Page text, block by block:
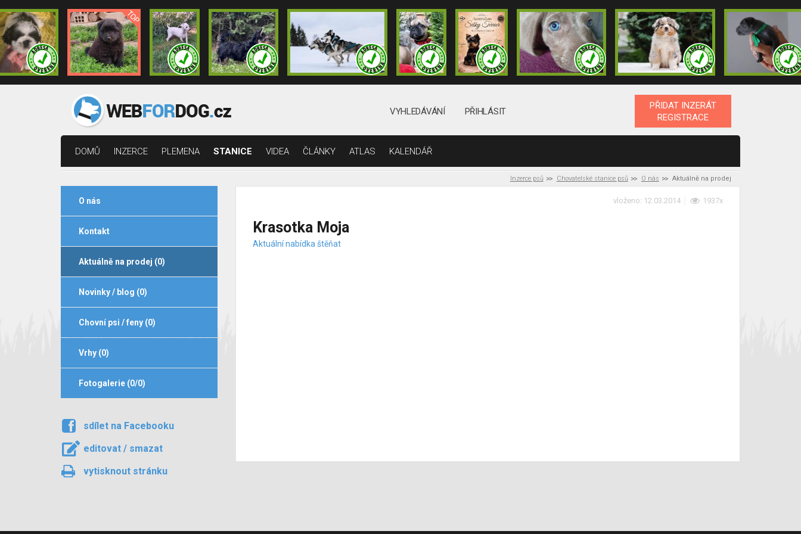
VYHLEDÁVÁNÍ PŘIHLÁSIT
PŘIDAT INZERÁT
REGISTRACE
DOMŮ INZERCE PLEMENA STANICE VIDEA ČLÁNKY ATLAS KALENDÁŘ
Inzerce psů Chovatelské stanice psů O nás Aktuálně na prodej
O nás
Kontakt
Aktuálně na prodej (0)
Novinky / blog (0)
Chovní psi / feny (0)
Vrhy (0)
Fotogalerie (0/0)
sdílet na Facebooku
editovat / smazat
vytisknout stránku
vloženo: 12.03.2014 1937x
Krasotka Moja
Aktuální nabídka štěňat